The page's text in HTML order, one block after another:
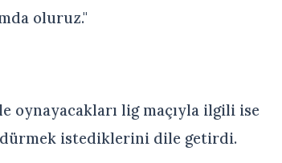
oluruz."
oynayacakları lig maçıyla ilgili ise
istediklerini dile getirdi.